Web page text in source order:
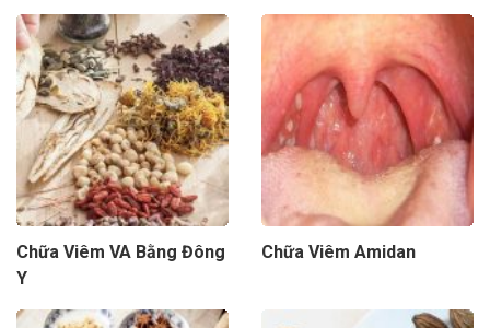
Chữa Viêm VA Bằng Đông
Y
Chữa Viêm Amidan